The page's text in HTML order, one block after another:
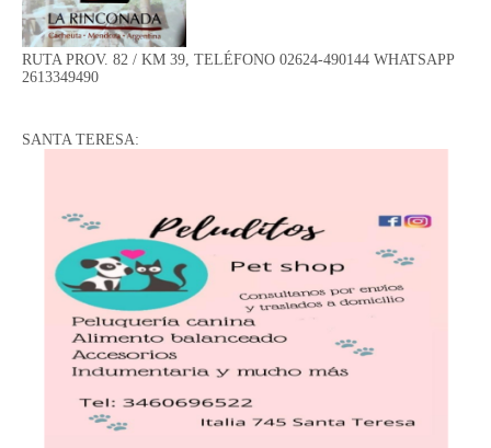
RUTA PROV. 82 / KM 39, TELÉFONO 02624-490144 WHATSAPP
2613349490
SANTA TERESA: